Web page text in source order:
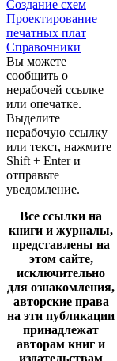
Создание схем
Проектирование
печатных плат
Справочники
Вы можете
сообщить о
нерабочей ссылке
или опечатке.
Выделите
нерабочую ссылку
или текст, нажмите
Shift + Enter и
отправьте
уведомление.
Все ссылки на
книги и журналы,
представлены на
этом сайте,
исключительно
для ознакомления,
авторские права
на эти публикации
принадлежат
авторам книг и
издательствам